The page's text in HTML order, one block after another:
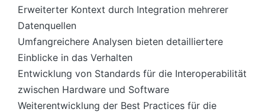
Erweiterter Kontext durch Integration mehrerer
Datenquellen
Umfangreichere Analysen bieten detailliertere
Einblicke in das Verhalten
Entwicklung von Standards für die Interoperabilität
zwischen Hardware und Software
Weiterentwicklung der Best Practices für die